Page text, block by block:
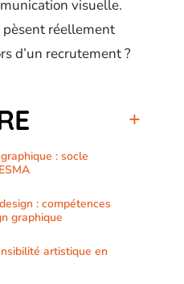
visuelle.
réellement
d’un recrutement ?
: socle
: compétences
graphique
artistique en